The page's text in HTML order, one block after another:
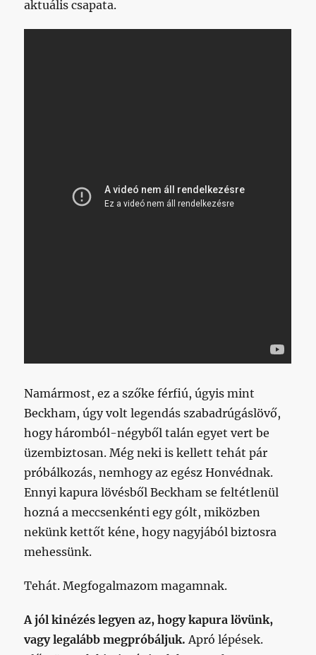
aktuális csapata.
Namármost, ez a szőke férfiú, úgyis mint
Beckham, úgy volt legendás szabadrúgáslövő,
hogy háromból-négyből talán egyet vert be
üzembiztosan. Még neki is kellett tehát pár
próbálkozás, nemhogy az egész Honvédnak.
Ennyi kapura lövésből Beckham se feltétlenül
hozná a meccsenkénti egy gólt, miközben
nekünk kettőt kéne, hogy nagyjából biztosra
mehessünk.
Tehát. Megfogalmazom magamnak.
A jól kinézés legyen az, hogy kapura lövünk,
vagy legalább megpróbáljuk. Apró lépések.